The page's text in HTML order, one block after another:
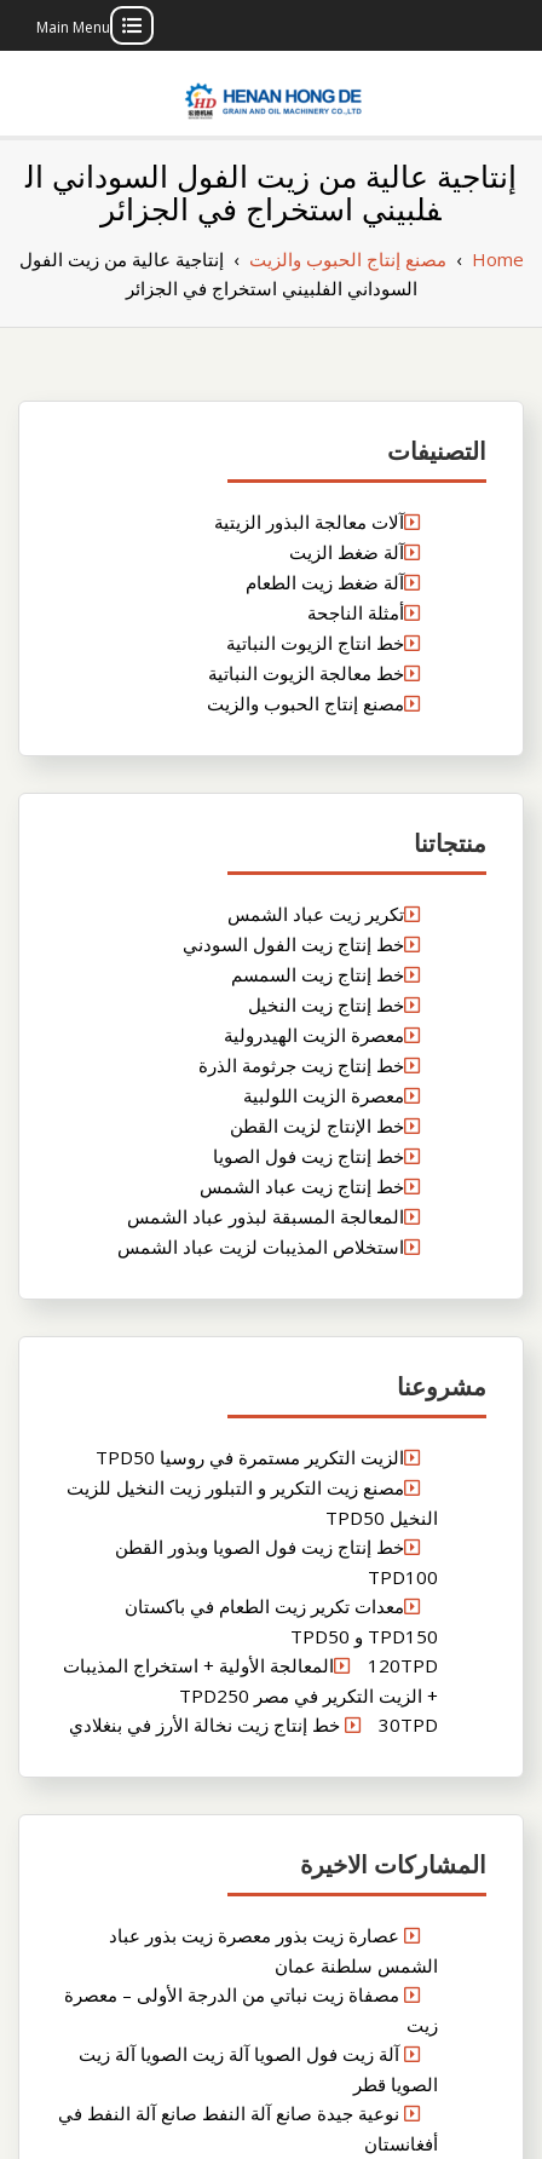
Main Menu
بناء مصنع إنتاج
الزيوت النباتية
الخاص بك
إنتاجية عالية من زيت الفول السوداني ال
فلبيني استخراج في الجزائر
Home
› مصنع إنتاج الحبوب والزيت › إنتاجية عالية من زيت الفول
السوداني الفلبيني استخراج في الجزائر
التصنيفات
آلات معالجة البذور الزيتية
آلة ضغط الزيت
آلة ضغط زيت الطعام
أمثلة الناجحة
خط انتاج الزيوت النباتية
خط معالجة الزيوت النباتية
مصنع إنتاج الحبوب والزيت
منتجاتنا
تكرير زيت عباد الشمس
خط إنتاج زيت الفول السودني
خط إنتاج زيت السمسم
خط إنتاج زيت النخيل
معصرة الزيت الهيدرولية
خط إنتاج زيت جرثومة الذرة
معصرة الزيت اللولبية
خط الإنتاج لزيت القطن
خط إنتاج زيت فول الصويا
خط إنتاج زيت عباد الشمس
المعالجة المسبقة لبذور عباد الشمس
استخلاص المذيبات لزيت عباد الشمس
مشروعنا
الزيت التكرير مستمرة في روسيا TPD50
مصنع زيت التكرير و التبلور زيت النخيل للزيت
النخيل TPD50
خط إنتاج زيت فول الصويا وبذور القطن
TPD100
معدات تكرير زيت الطعام في باكستان
TPD150 و TPD50
120TPDالمعالجة الأولية + استخراج المذيبات
+ الزيت التكرير في مصر TPD250
30TPD خط إنتاج زيت نخالة الأرز في بنغلادي
المشاركات الاخيرة
عصارة زيت بذور معصرة زيت بذور عباد
الشمس سلطنة عمان
مصفاة زيت نباتي من الدرجة الأولى – معصرة
زيت
آلة زيت فول الصويا آلة زيت الصويا آلة زيت
الصويا قطر
نوعية جيدة صانع آلة النفط صانع آلة النفط في
أفغانستان